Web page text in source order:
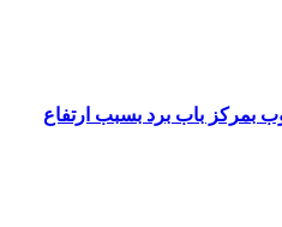
بمركز باب برد بسبب ارتفاع